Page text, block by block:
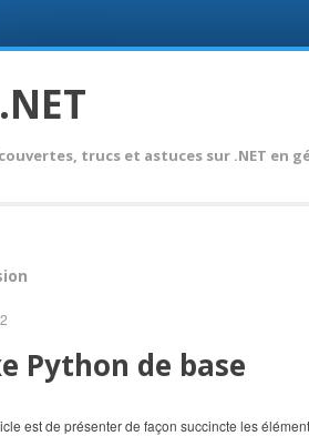
trucs et astuces sur .NET en
Python de base
est de présenter de façon succincte les